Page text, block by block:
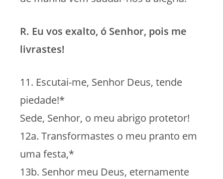
R. Eu vos exalto, ó Senhor, pois me
livrastes!
11. Escutai-me, Senhor Deus, tende
piedade!*
Sede, Senhor, o meu abrigo protetor!
12a. Transformastes o meu pranto em
uma festa,*
13b. Senhor meu Deus, eternamente